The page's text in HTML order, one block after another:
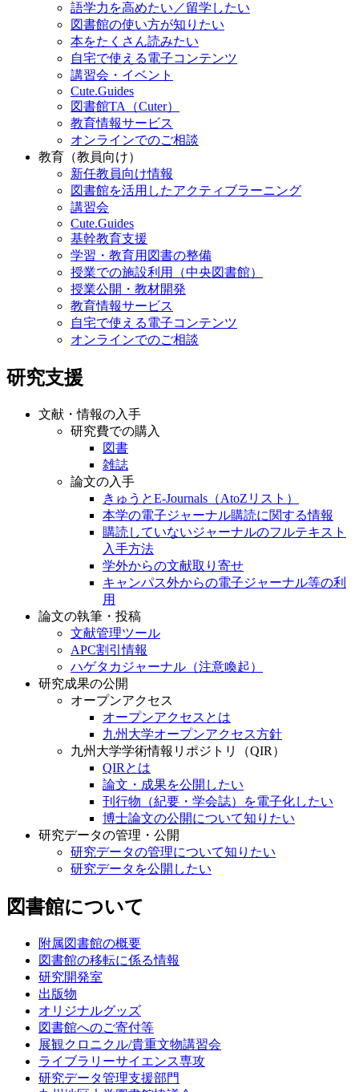
語学力を高めたい／留学したい
図書館の使い方が知りたい
本をたくさん読みたい
自宅で使える電子コンテンツ
講習会・イベント
Cute.Guides
図書館TA（Cuter）
教育情報サービス
オンラインでのご相談
教育（教員向け）
新任教員向け情報
図書館を活用したアクティブラーニング
講習会
Cute.Guides
基幹教育支援
学習・教育用図書の整備
授業での施設利用（中央図書館）
授業公開・教材開発
教育情報サービス
自宅で使える電子コンテンツ
オンラインでのご相談
研究支援
文献・情報の入手
研究費での購入
図書
雑誌
論文の入手
きゅうとE-Journals（AtoZリスト）
本学の電子ジャーナル購読に関する情報
購読していないジャーナルのフルテキスト
入手方法
学外からの文献取り寄せ
キャンパス外からの電子ジャーナル等の利
用
論文の執筆・投稿
文献管理ツール
APC割引情報
ハゲタカジャーナル（注意喚起）
研究成果の公開
オープンアクセス
オープンアクセスとは
九州大学オープンアクセス方針
九州大学学術情報リポジトリ（QIR）
QIRとは
論文・成果を公開したい
刊行物（紀要・学会誌）を電子化したい
博士論文の公開について知りたい
研究データの管理・公開
研究データの管理について知りたい
研究データを公開したい
図書館について
附属図書館の概要
図書館の移転に係る情報
研究開発室
出版物
オリジナルグッズ
図書館へのご寄付等
展観クロニクル/貴重文物講習会
ライブラリーサイエンス専攻
研究データ管理支援部門